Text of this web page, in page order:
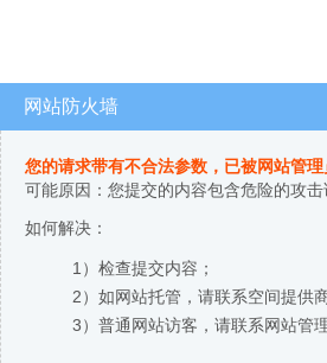
网站防火墙
您的请求带有不合法参数，已被网站管理
可能原因：您提交的内容包含危险的攻击
如何解决：
1）检查提交内容；
2）如网站托管，请联系空间提供商
3）普通网站访客，请联系网站管